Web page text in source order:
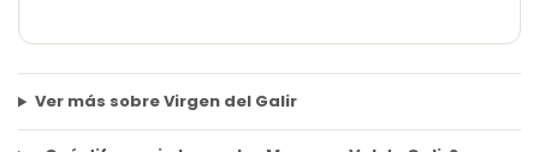
Ver más sobre Virgen del Galir